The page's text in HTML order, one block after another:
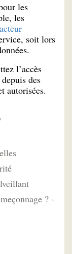
les
les
soit lors
l’accès
des
autorisées.
? -